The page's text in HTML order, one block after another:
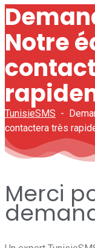
Notre
TunisieSMS -
contactera très
Merci